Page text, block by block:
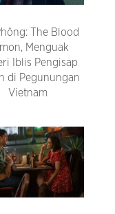
The Blood
Menguak
Iblis Pengisap
di Pegunungan
Vietnam